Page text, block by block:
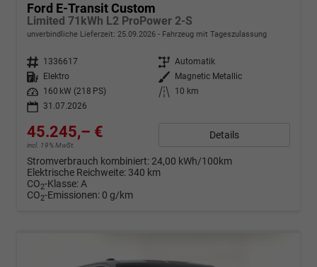
Ford E-Transit Custom
Limited 71kWh L2 ProPower 2-S
unverbindliche Lieferzeit: 25.09.2026 Fahrzeug mit Tageszulassung
Fahrzeugnr. 1336617 Getriebe Automatik
Kraftstoff
Elektro Außenfarbe
Magnetic Metallic
Leistung
160 kW (218 PS) Kilometerstand
10 km
31.07.2026
45.245,– €
incl. 19% MwSt.
Details
Stromverbrauch kombiniert: 24,00 kWh/100km
Elektrische Reichweite: 340 km
CO2-Klasse:A
CO2-Emissionen: 0 g/km